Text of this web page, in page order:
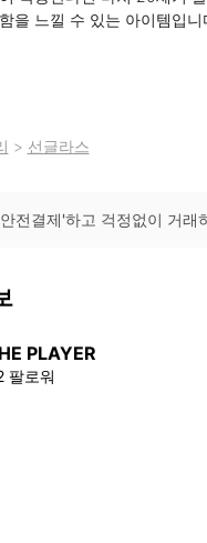
을 느낄 수 있는 아이템입
> 선글라스
전결제'하고 걱정없이 거래
PLAYER
팔로워